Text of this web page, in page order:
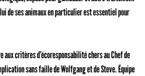
de ses animaux en particulier est essentiel pour
aux critères d’écoresponsabilité chers au Chef de
sans faille de Wolfgang et de Steve. Équipe